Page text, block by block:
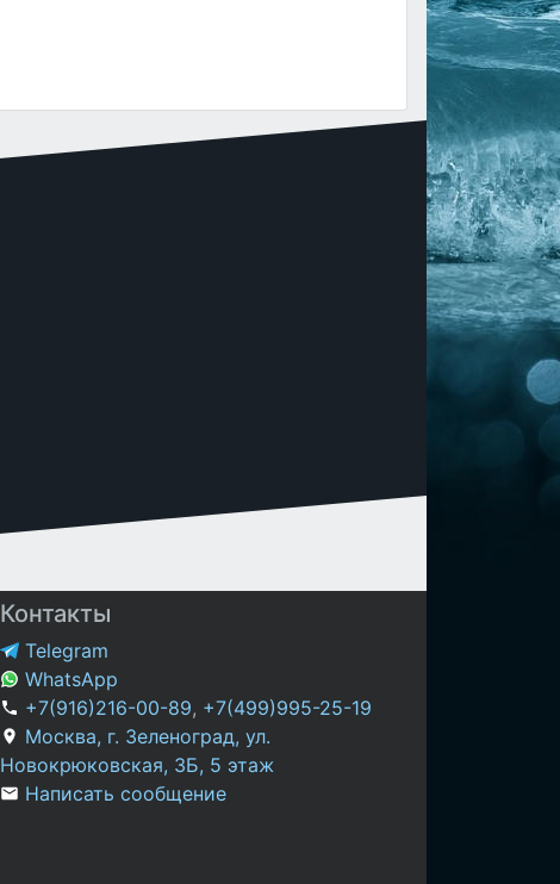
Контакты
Telegram
WhatsApp
+7(916)216-00-89, +7(499)995-25-19
Москва, г. Зеленоград, ул.
Новокрюковская, 3Б, 5 этаж
Написать сообщение